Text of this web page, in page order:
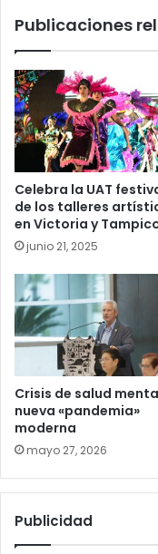
Publicaciones
Celebra la UAT
de los talleres
en Victoria y
junio 21, 2025
Crisis de salud
nueva «pandemia»
moderna
mayo 27, 2026
Publicidad